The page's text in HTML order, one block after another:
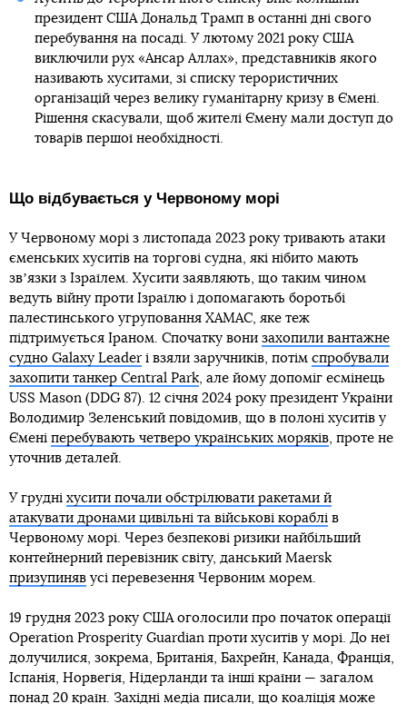
президент США Дональд Трамп в останні дні свого
перебування на посаді. У лютому 2021 року США
виключили рух «Ансар Аллах», представників якого
називають хуситами, зі списку терористичних
організацій через велику гуманітарну кризу в Ємені.
Рішення скасували, щоб жителі Ємену мали доступ до
товарів першої необхідності.
Що відбувається у Червоному морі
У Червоному морі з листопада 2023 року тривають атаки
єменських хуситів на торгові судна, які нібито мають
звʼязки з Ізраїлем. Хусити заявляють, що таким чином
ведуть війну проти Ізраїлю і допомагають боротьбі
палестинського угруповання ХАМАС, яке теж
підтримується Іраном. Спочатку вони захопили вантажне
судно Galaxy Leaderі взяли заручників, потім спробували
захопити танкер Central Park, але йому допоміг есмінець
USS Mason (DDG 87). 12 січня 2024 року президент України
Володимир Зеленський повідомив, що в полоні хуситів у
Ємені перебувають четверо українських моряків, проте не
уточнив деталей.
У грудні хусити почали обстрілювати ракетами й
атакувати дронами цивільні та військові кораблі в
Червоному морі. Через безпекові ризики найбільший
контейнерний перевізник світу, данський Maersk
призупиняв усі перевезення Червоним морем.
19 грудня 2023 року США оголосили про початок операції
Operation Prosperity Guardian проти хуситів у морі. До неї
долучилися, зокрема, Британія, Бахрейн, Канада, Франція,
Іспанія, Норвегія, Нідерланди та інші країни — загалом
понад 20 країн. Західні медіа писали, що коаліція може